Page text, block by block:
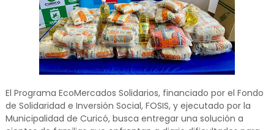
El Programa EcoMercados Solidarios, financiado por el Fondo
de Solidaridad e Inversión Social, FOSIS, y ejecutado por la
Municipalidad de Curicó, busca entregar una solución a